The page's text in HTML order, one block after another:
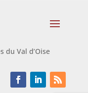
du Val d’Oise